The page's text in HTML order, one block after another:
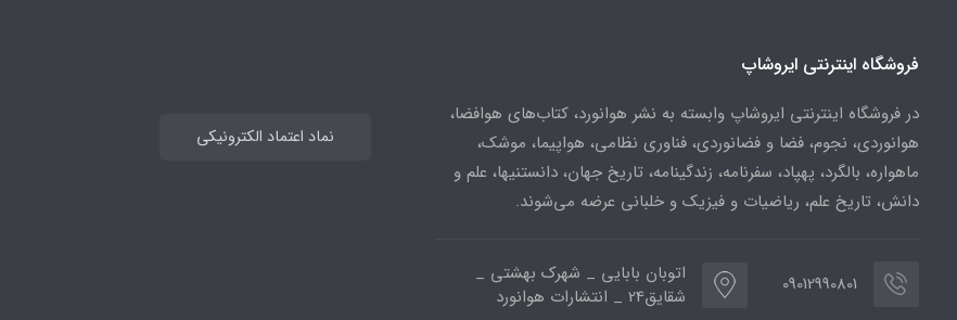
فروشگاه اینترنتی ایروشاپ
در فروشگاه اینترنتی ایروشاپ وابسته به نشر هوانورد، کتاب‌های هوافضا،
هوانوردی، نجوم، فضا و فضانوردی، فناوری نظامی، هواپیما، موشک،
ماهواره، بالگرد، پهپاد، سفرنامه، زندگینامه، تاریخ جهان، دانستنیها، علم و
دانش، تاریخ علم، ریاضیات و فیزیک و خلبانی عرضه می‌شوند.
09012990801
اتوبان بابایی _ شهرک بهشتی _
شقایق24 _ انتشارات هوانورد
نماد اعتماد الکترونیکی